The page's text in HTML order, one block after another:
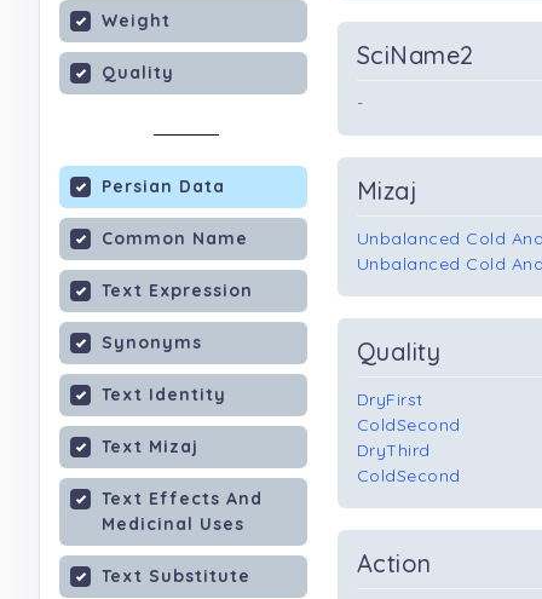
Weight
Quality
Persian Data
Common Name
Text Expression
Synonyms
Text Identity
Text Mizaj
Text Effects And
Medicinal Uses
Text Substitute
SciName2
-
Mizaj
Unbalanced Cold
Unbalanced Cold
Quality
DryFirst
ColdSecond
DryThird
ColdSecond
Action